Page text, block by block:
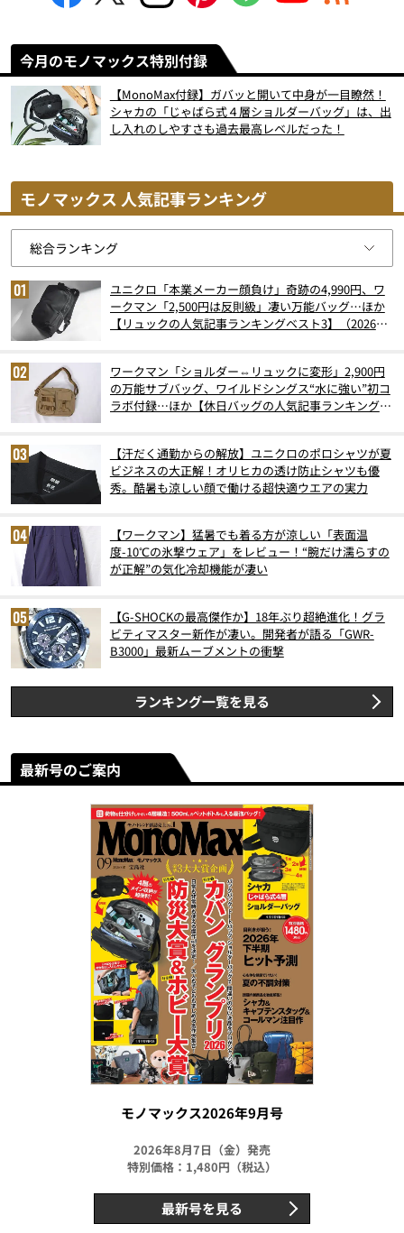
今月のモノマックス特別付録
【MonoMax付録】ガバッと開いて中身が一目瞭然！
シャカの「じゃばら式４層ショルダーバッグ」は、出
し入れのしやすさも過去最高レベルだった！
モノマックス 人気記事ランキング
ユニクロ「本業メーカー顔負け」奇跡の4,990円、ワ
ークマン「2,500円は反則級」凄い万能バッグ…ほか
【リュックの人気記事ランキングベスト3】（2026年
ワークマン「ショルダー⇔リュックに変形」2,900円
の万能サブバッグ、ワイルドシングス“水に強い”初コ
ラボ付録…ほか【休日バッグの人気記事ランキングベ
【汗だく通勤からの解放】ユニクロのポロシャツが夏
ビジネスの大正解！オリヒカの透け防止シャツも優
秀。酷暑も涼しい顔で働ける超快適ウエアの実力
【ワークマン】猛暑でも着る方が涼しい「表面温
度-10℃の氷撃ウェア」をレビュー！“腕だけ濡らすの
が正解”の気化冷却機能が凄い
【G-SHOCKの最高傑作か】18年ぶり超絶進化！グラ
ビティマスター新作が凄い。開発者が語る「GWR-
B3000」最新ムーブメントの衝撃
ランキング一覧を見る
最新号のご案内
モノマックス2026年9月号
2026年8月7日（金）発売
特別価格：1,480円（税込）
最新号を見る